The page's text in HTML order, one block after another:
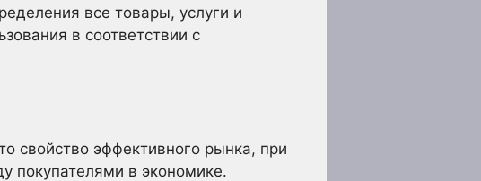
все товары, услуги и
в соответствии с
свойство эффективного рынка, при
покупателями в экономике.